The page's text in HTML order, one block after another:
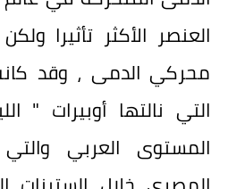
العنصر الأكثر تأثيرا
محركي الدمى ، وقد
التي نالتها أوبيرات "
المستوى العربي